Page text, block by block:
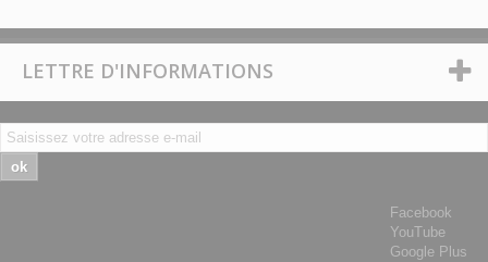
LETTRE D'INFORMATIONS
ok
Facebook
YouTube
Google Plus